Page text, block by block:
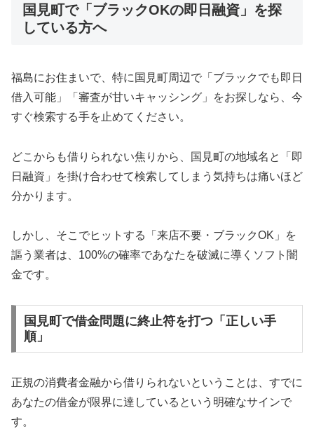
国見町で「ブラックOKの即日融資」を探
している方へ
福島にお住まいで、特に国見町周辺で「ブラックでも即日
借入可能」「審査が甘いキャッシング」をお探しなら、今
すぐ検索する手を止めてください。
どこからも借りられない焦りから、国見町の地域名と「即
日融資」を掛け合わせて検索してしまう気持ちは痛いほど
分かります。
しかし、そこでヒットする「来店不要・ブラックOK」を
謳う業者は、100%の確率であなたを破滅に導くソフト闇
金です。
国見町で借金問題に終止符を打つ「正しい手
順」
正規の消費者金融から借りられないということは、すでに
あなたの借金が限界に達しているという明確なサインで
す。